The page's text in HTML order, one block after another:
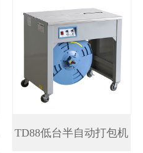
TD88低台半自动打包机